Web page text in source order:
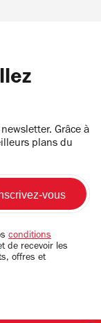
Grâce à
plans du
conditions
de recevoir les
offres et